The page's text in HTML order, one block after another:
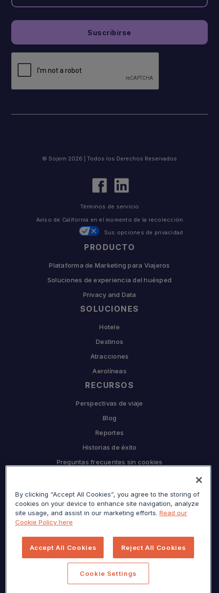
PRODUCTO
Plataforma de Marketing para Viajeros
Soluciones de experiencia del huésped
Privacy and Data
SOLUCIONES
Hotele
Destinos
Atracciones
Aerolíneas
RECURSOS
Perspectivas de viaje
Blog
Reportes
Historias de éxito
Preguntas frecuentes sin cookies
Por qué Sojern
Prensa
Centro de privacidad
© Sojern 2026 | Todos los Derechos Reservados
Términos de servicio
Aviso de California en el momento de la recolección
Sus opciones de privacidad
By clicking “Accept All Cookies”, you agree to the storing of
cookies on your device to enhance site navigation, analyze
site usage, and assist in our marketing efforts. Read our
Cookie Policy here
Accept All Cookies Reject All Cookies
Cookie Settings